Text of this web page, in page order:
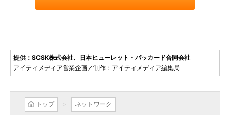
提供：SCSK株式会社、日本ヒューレット・パッカード合同会社
アイティメディア営業企画／制作：アイティメディア編集局
トップ ネットワーク